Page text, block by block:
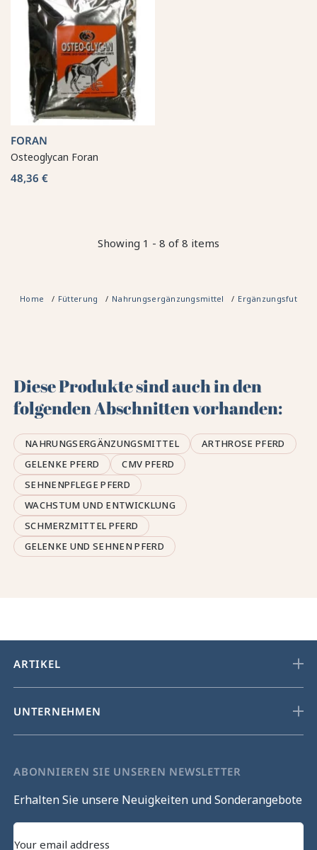
FORAN
Osteoglycan Foran
48,36 €
Showing 1 - 8 of 8 items
Home Fütterung Nahrungsergänzungsmittel
Diese Produkte sind auch in den
folgenden Abschnitten vorhanden:
NAHRUNGSERGÄNZUNGSMITTEL
ARTHROSE PFERD
GELENKE PFERD
CMV PFERD
SEHNENPFLEGE PFERD
WACHSTUM UND ENTWICKLUNG
SCHMERZMITTEL PFERD
GELENKE UND SEHNEN PFERD
ARTIKEL
UNTERNEHMEN
ABONNIEREN SIE UNSEREN NEWSLETTER
Erhalten Sie unsere Neuigkeiten und Sonderangebote